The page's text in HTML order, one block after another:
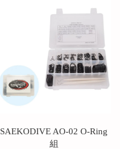
SAEKODIVE AO-02 O-Ring
組